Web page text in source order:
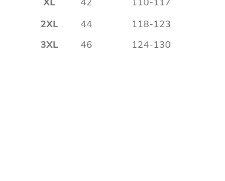
2XL
44
118-123
3XL
46 124-130